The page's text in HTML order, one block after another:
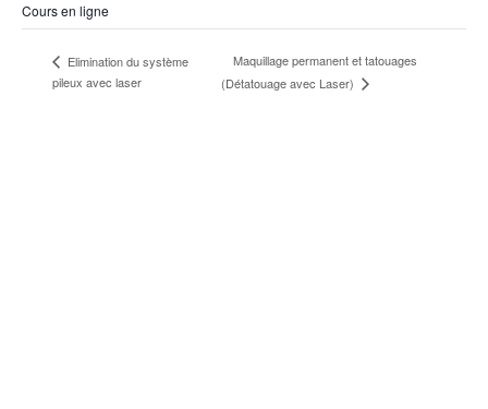
Cours en ligne
Elimination du système
pileux avec laser
Maquillage permanent et tatouages
(Détatouage avec Laser)